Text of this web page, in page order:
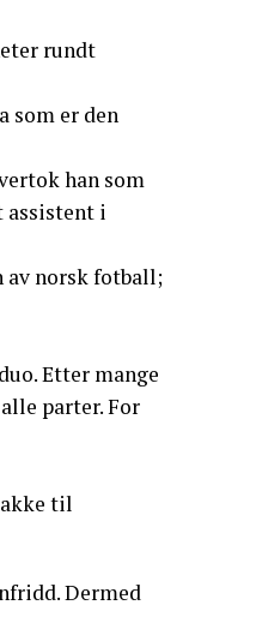
rundt
som er den
han som
assistent i
av norsk fotball;
Etter mange
parter. For
til
Dermed